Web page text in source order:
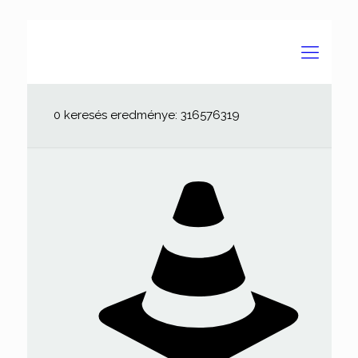
0 keresés eredménye: 316576319